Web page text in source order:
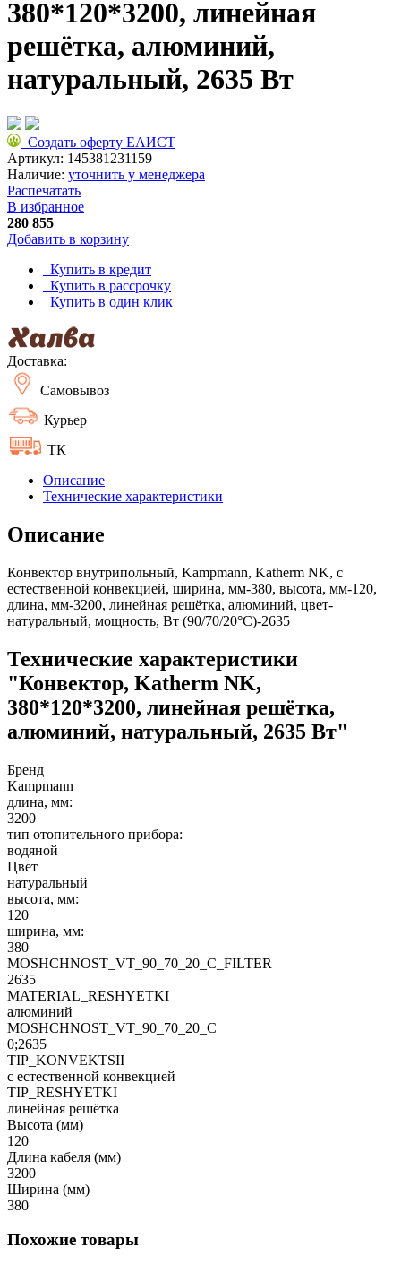
380*120*3200, линейная
решётка, алюминий,
натуральный, 2635 Вт
Создать оферту ЕАИСТ
Артикул: 145381231159
Наличие: уточнить у менеджера
Распечатать
В избранное
280 855
Добавить в корзину
Купить в кредит
Купить в рассрочку
Купить в один клик
Доставка:
Самовывоз
Курьер
ТК
Описание
Технические характеристики
Описание
Конвектор внутрипольный, Kampmann, Katherm NK, с
естественной конвекцией, ширина, мм-380, высота, мм-120,
длина, мм-3200, линейная решётка, алюминий, цвет-
натуральный, мощность, Вт (90/70/20°C)-2635
Технические характеристики
"Конвектор, Katherm NK,
380*120*3200, линейная решётка,
алюминий, натуральный, 2635 Вт"
Бренд
Kampmann
длина, мм:
3200
тип отопительного прибора:
водяной
Цвет
натуральный
высота, мм:
120
ширина, мм:
380
MOSHCHNOST_VT_90_70_20_C_FILTER
2635
MATERIAL_RESHYETKI
алюминий
MOSHCHNOST_VT_90_70_20_C
0;2635
TIP_KONVEKTSII
с естественной конвекцией
TIP_RESHYETKI
линейная решётка
Высота (мм)
120
Длина кабеля (мм)
3200
Ширина (мм)
380
Похожие товары